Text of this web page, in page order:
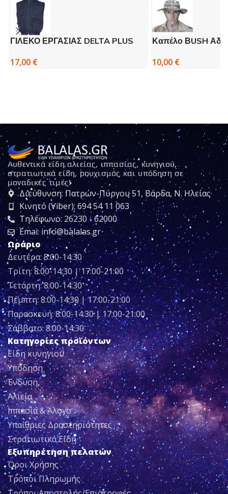
ΓΙΛΕΚΟ ΕΡΓΑΣΙΑΣ DELTA PLUS
17,00 €
Καπέλο ΒUSH
10,00 €
Αυθεντικά είδη αλιείας, ιππασίας, κυνηγιού,
στρατιωτικά είδη, ρουχισμός και υπόδηση σε
μοναδικές τιμές!
Διεύθυνση: Πατρών-Πύργου 51, Βάρδα, Ν. Ηλείας
Κινητό (Viber): 694 54 11 063
Τηλέφωνο: 26230 - 62000
Emai: info@balalas.gr
Ωράριο
Δευτέρα: 8:00-14:30
Τρίτη: 8:00-14:30 | 17:00-21:00
Τετάρτη: 8:00-14:30
Πέμπτη: 8:00-14:30 | 17:00-21:00
Παρασκευή: 8:00-14:30 | 17:00-21:00
Σάββατο: 8:00-14:30
Κατηγορίες προϊόντων
Είδη κυνηγιού
Υπόδηση
Ένδυση
Αλιεία
Ιππασία & Άλογο
Υπαίθριες Δραστηριότητες
Στρατιωτικά Είδη
Εξυπηρέτηση πελατών
Όροι Χρήσης
Τρόποι Πληρωμής